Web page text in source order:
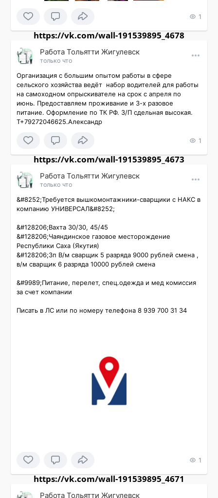
1
https://vk.com/wall-191539895_4678
Работа Тольятти Жигулевск
только что
Организация с большим опытом работы в сфере
сельского хозяйства ведёт  набор водителей для работы
на самоходном опрыскивателе на срок с апреля по
июнь. Предоставляем проживание и 3-х разовое
питание. Оформление по ТК РФ. З/П сдельная высокая.
Т+79272046625.Александр
1
https://vk.com/wall-191539895_4673
Работа Тольятти Жигулевск
только что
&#8252;Требуется вышкомонтажники-сварщики с НАКС в
компанию УНИВЕРСАЛ&#8252;
&#128206;Вахта 30/30, 45/45
&#128206;Чаяндинское газовое месторождение
Республики Саха (Якутия)
&#128206;Зп В/м сварщик 5 разряда 9000 рублей смена ,
в/м сварщик 6 разряда 10000 рублей смена
&#9989;Питание, перелет, спец.одежда и мед комиссия
за счет компании
Писать в ЛС или по номеру телефона 8 939 700 31 34
1
https://vk.com/wall-191539895_4671
Работа Тольятти Жигулевск